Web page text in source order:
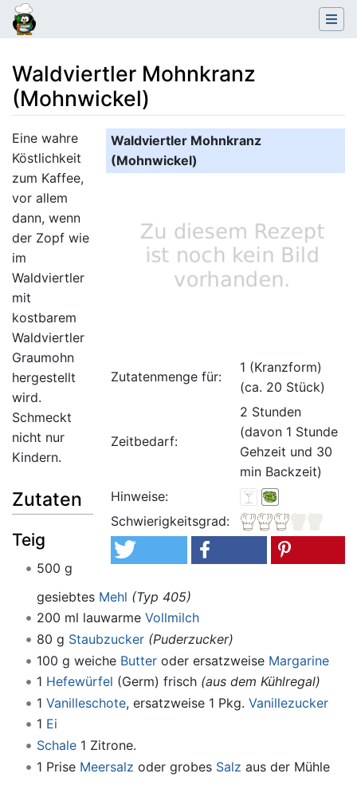
Waldviertler Mohnkranz
(Mohnwickel)
Wechseln zu: Navigation,Suche
Waldviertler Mohnkranz
(Mohnwickel)
Zutatenmenge für:
1 (Kranzform)
(ca. 20 Stück)
Zeitbedarf:
2 Stunden
(davon 1 Stunde
Gehzeit und 30
min Backzeit)
Hinweise:
Schwierigkeitsgrad:
Eine wahre
Köstlichkeit
zum Kaffee,
vor allem
dann, wenn
der Zopf wie
im
Waldviertler
mit
kostbarem
Waldviertler
Graumohn
hergestellt
wird.
Schmeckt
nicht nur
Kindern.
Zutaten
Teig
500 g
gesiebtes Mehl (Typ 405)
200 ml lauwarme Vollmilch
80 g Staubzucker (Puderzucker)
100 g weiche Butteroder ersatzweise Margarine
1 Hefewürfel (Germ) frisch (aus dem Kühlregal)
1 Vanilleschote, ersatzweise 1 Pkg. Vanillezucker
1 Ei
Schale1 Zitrone.
1 Prise Meersalz oder grobes Salz aus der Mühle